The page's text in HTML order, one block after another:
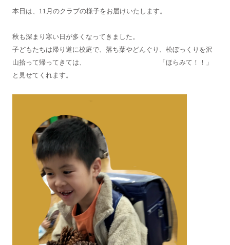
本日は、11月のクラブの様子をお届けいたします。
秋も深まり寒い日が多くなってきました。
子どもたちは帰り道に校庭で、落ち葉やどんぐり、松ぼっくりを沢
山拾って帰ってきては、 「ほらみて！！」
と見せてくれます。